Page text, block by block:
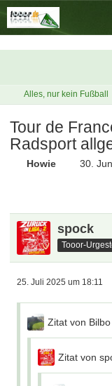
Alles, nur kein Fußball
Tour de
Radsport
Howie 30.
spock
Tooor-
25. Juli 2025 um 18:11
Zitat von Bilbo
Zitat von